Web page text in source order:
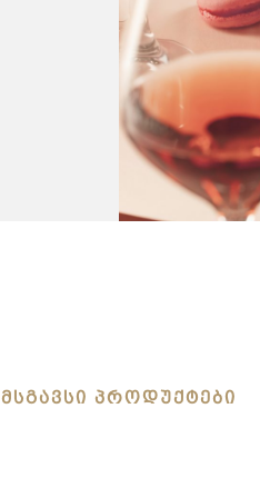
ᲛᲡᲒᲐᲕᲡᲘ ᲞᲠᲝᲓᲣᲥᲢᲔᲑᲘ